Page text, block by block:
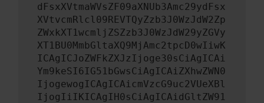
dFsxXVtmaWVsZF09aXNUb3Amc29ydFsx
XVtvcmRlcl09REVTQyZzb3J0WzJdW2Zp
ZWxkXT1wcmljZSZzb3J0WzJdW29yZGVy
XT1BU0MmbGltaXQ9MjAmc2tpcD0wIiwK
ICAgICJoZWFkZXJzIjoge30sCiAgICAi
Ym9keSI6IG51bGwsCiAgICAiZXhwZWN0
IjogewogICAgICAicmVzcG9uc2VUeXBl
IjogIiIKICAgIH0sCiAgICAidGltZW91